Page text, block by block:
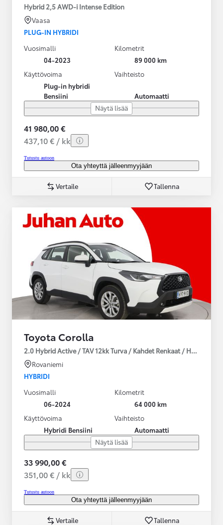
Hybrid 2,5 AWD-i Intense Edition
Vaasa
PLUG-IN HYBRIDI
Vuosimalli
04-2023
Kilometrit
89 000 km
Käyttövoima
Plug-in hybridi
Bensiini
Vaihteisto
Automaatti
Näytä lisää
41 980,00 €
437,10 € / kk
Tutustu autoon
Ota yhteyttä jälleenmyyjään
Vertaile Tallenna
Toyota Corolla
2.0 Hybrid Active / TAV 12kk Turva / Kahdet Renkaat /
Rovaniemi
HYBRIDI
Vuosimalli
06-2024
Kilometrit
64 000 km
Käyttövoima
Hybridi Bensiini
Vaihteisto
Automaatti
Näytä lisää
33 990,00 €
351,00 € / kk
Tutustu autoon
Ota yhteyttä jälleenmyyjään
Vertaile Tallenna